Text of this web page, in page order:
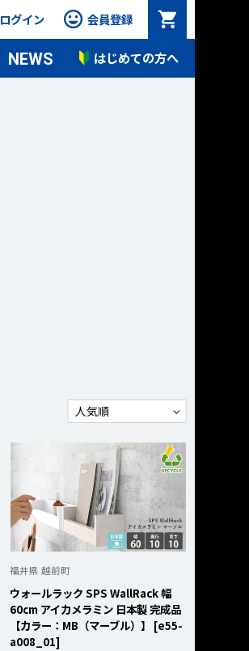
ログイン 会員登録
NEWS はじめての方へ
福井県 越前町
ウォールラック SPS WallRack 幅
60cm アイカメラミン 日本製 完成品
【カラー：MB（マーブル）】 [e55-
a008_01]